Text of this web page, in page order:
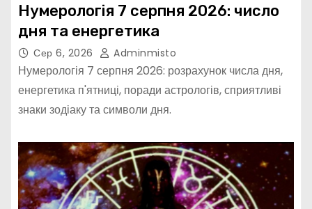
Нумерологія 7 серпня 2026: число
дня та енергетика
Сер 6, 2026 Adminmisto
Нумерологія 7 серпня 2026: розрахунок числа дня,
енергетика п'ятниці, поради астрологів, сприятливі
знаки зодіаку та символи дня.